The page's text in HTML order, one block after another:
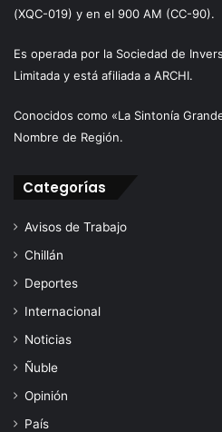
(XQC-019) y en el 900 AM (CC-90).
Es operada por la Sociedad de
Limitada y está afiliada a ARCHI.
Conocidos como «La Sintonía
Nombre de Región.
Categorías
Avisos de Trabajo
Chillán
Deportes
Internacional
Noticias
Ñuble
Opinión
País